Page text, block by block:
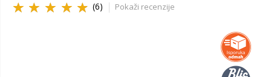
(6) Pokaži recenzije